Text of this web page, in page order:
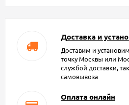
Доставка и
Доставим и
точку Москвы или
службой доставки,
самовывоза
Оплата онлайн